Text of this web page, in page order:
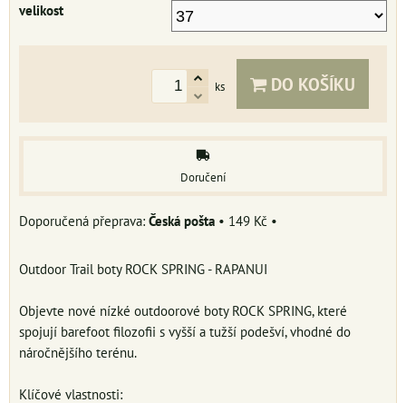
velikost
ks DO KOŠÍKU
Doručení
Česká pošta • 149 Kč •
Outdoor Trail boty ROCK SPRING - RAPANUI
Objevte nové nízké outdoorové boty ROCK SPRING, které
spojují barefoot filozofii s vyšší a tužší podešví, vhodné do
náročnějšího terénu.
Klíčové vlastnosti: